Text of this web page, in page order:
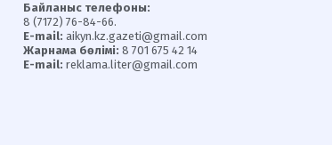
Байланыс телефоны:
8 (7172) 76-84-66.
E-mail: aikyn.kz.gazeti@gmail.com
Жарнама бөлімі: 8 701 675 42 14
E-mail: reklama.liter@gmail.com